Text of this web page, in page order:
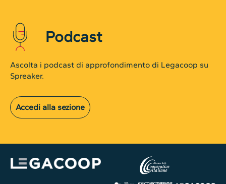
Podcast
Ascolta i podcast di approfondimento di Legacoop su
Spreaker.
Accedi alla sezione